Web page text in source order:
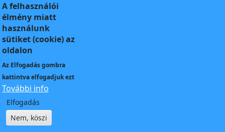
A felhasználói
élmény miatt
használunk
sütiket (cookie) az
oldalon
Az Elfogadásgombra
kattintva elfogadjuk ezt
További info
Elfogadás
Nem, köszi